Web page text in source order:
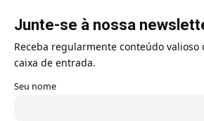
Junte-se à nossa
Receba regularmente conteúdo
caixa de entrada.
Seu nome